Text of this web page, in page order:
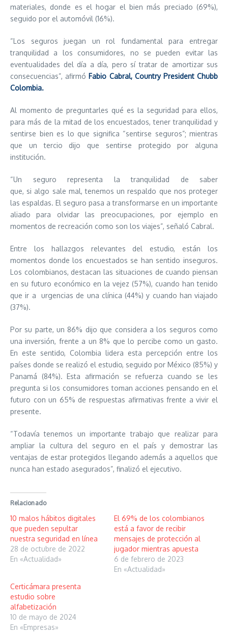
materiales, donde es el hogar el bien más preciado (69%),
seguido por el automóvil (16%).
“Los seguros juegan un rol fundamental para entregar
tranquilidad a los consumidores, no se pueden evitar las
eventualidades del día a día, pero sí tratar de amortizar sus
consecuencias”, afirmó Fabio Cabral, Country President Chubb
Colombia.
Al momento de preguntarles qué es la seguridad para ellos,
para más de la mitad de los encuestados, tener tranquilidad y
sentirse bien es lo que significa “sentirse seguros”; mientras
que un tercio dijo que sentirse protegido por alguna
institución.
“Un seguro representa la tranquilidad de saber
que, si algo sale mal, tenemos un respaldo que nos proteger
las espaldas. El seguro pasa a transformarse en un importante
aliado para olvidar las preocupaciones, por ejemplo en
momentos de recreación como son los viajes”, señaló Cabral.
Entre los hallazgos relevantes del estudio, están los
momentos donde los encuestados se han sentido inseguros.
Los colombianos, destacan las situaciones de cuando piensan
en su futuro económico en la vejez (57%), cuando han tenido
que ir a urgencias de una clínica (44%) y cuando han viajado
(37%).
Por su parte, un 86% dijo que considera a los seguros como
una inversión, frente a un 8% que lo percibe como un gasto.
En este sentido, Colombia lidera esta percepción entre los
países donde se realizó el estudio, seguido por México (85%) y
Panamá (84%). Esta afirmación se refuerza cuando se les
pregunta si los consumidores toman acciones pensando en el
futuro con un 65% de respuestas afirmativas frente a vivir el
presente.
“Todavía tenemos un importante trabajo que realizar para
ampliar la cultura del seguro en el país y demostrar las
ventajas de estar protegidos llegando además a aquellos que
nunca han estado asegurados”, finalizó el ejecutivo.
Relacionado
10 malos hábitos digitales
que pueden sepultar
nuestra seguridad en línea
28 de octubre de 2022
En «Actualidad»
El 69% de los colombianos
está a favor de recibir
mensajes de protección al
jugador mientras apuesta
6 de febrero de 2023
En «Actualidad»
Certicámara presenta
estudio sobre
alfabetización
10 de mayo de 2024
En «Empresas»